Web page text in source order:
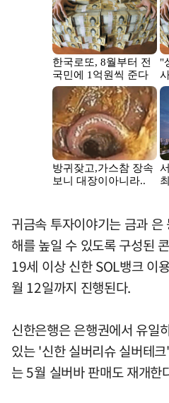
귀금속 투자이야기는 금과
해를 높일 수 있도록 구성된
19세 이상 신한 SOL뱅크 이
월 12일까지 진행된다.
신한은행은 은행권에서 유일
있는 '신한 실버리슈 실버테
는 5월 실버바 판매도 재개한